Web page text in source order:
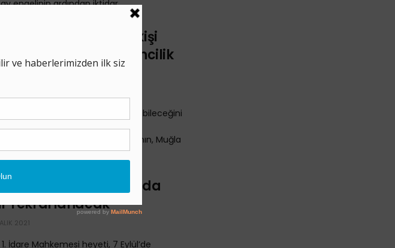
engelinin ardından iktidar, ...
Skandal Bilirkişi
Ormanda Madencilik
Akbelen’de madencilik yapılabileceğini
3. bilirkişi heyeti hakkında suç
bulundu. Akbelen Ormanı’nın, Muğla
iki termik santralına ...
Ormanı Davasında
Tekrarlanacak
2021
İdare Mahkemesi heyeti, 7 Eylül’de